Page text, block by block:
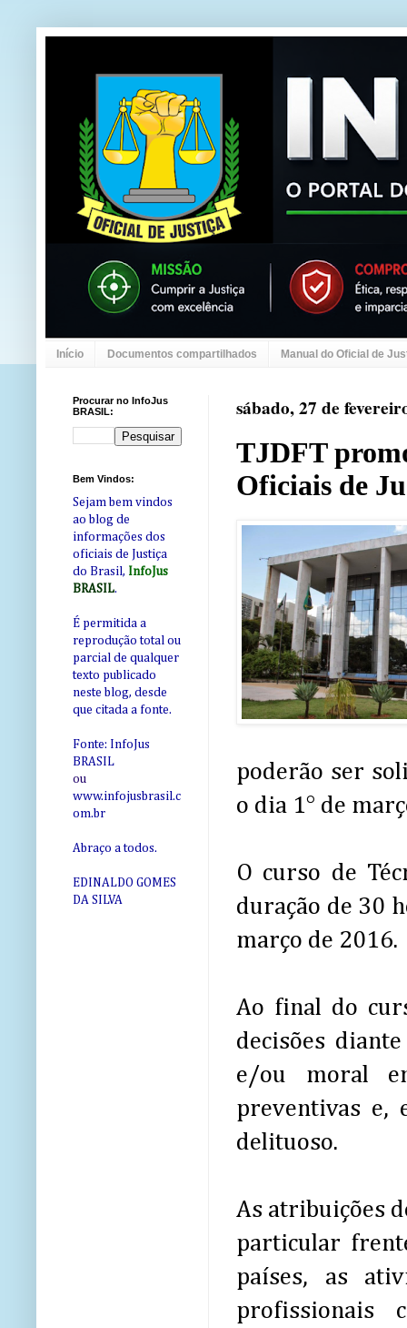
Início Documentos compartilhados Manual do Oficial de
sábado, 27 de
TJDFT
Oficiais de
poderão ser
o dia 1° de
O curso de
duração de 30
março de 2016.
Ao final do
decisões
e/ou moral
preventivas e,
delituoso.
As atribuições
particular
países, as
profissionais
Procurar no InfoJus
BRASIL:
Bem Vindos:
Sejam bem vindos
ao blog de
informações dos
oficiais de Justiça
do Brasil, InfoJus
BRASIL.
É permitida a
reprodução total ou
parcial de qualquer
texto publicado
neste blog, desde
que citada a fonte.
Fonte: InfoJus
BRASIL
ou
www.infojusbrasil.c
om.br
Abraço a todos.
EDINALDO GOMES
DA SILVA